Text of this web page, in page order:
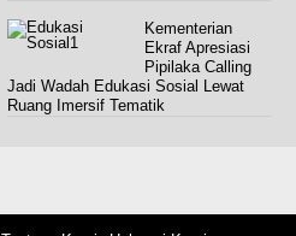
Kementerian
Ekraf Apresiasi
Pipilaka Calling
Jadi Wadah Edukasi Sosial Lewat
Ruang Imersif Tematik